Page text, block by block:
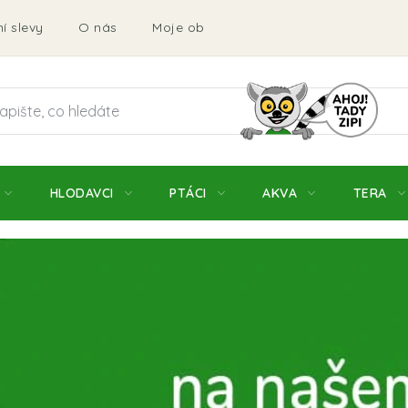
slevy O nás Moje objednávka Obchodní
HLODAVCI PTÁCI AKVA TERA